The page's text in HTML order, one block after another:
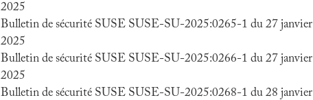
2025
Bulletin de sécurité SUSE SUSE-SU-2025:0265-1 du 27 janvier
2025
Bulletin de sécurité SUSE SUSE-SU-2025:0266-1 du 27 janvier
2025
Bulletin de sécurité SUSE SUSE-SU-2025:0268-1 du 28 janvier